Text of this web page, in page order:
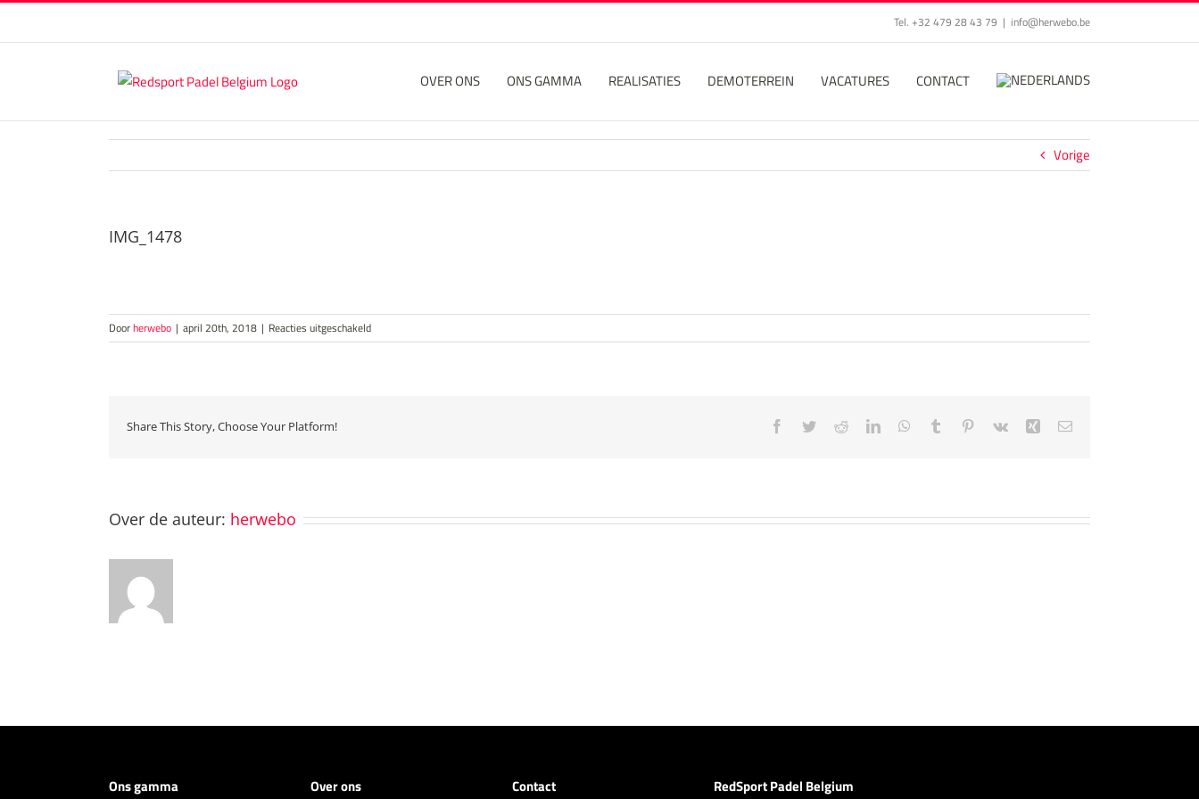
Tel. +32 479 28 43 79 | info@herwebo.be
OVER ONS ONS GAMMA REALISATIES DEMOTERREIN VACATURES CONTACT
Vorige
IMG_1478
Doorherwebo | april 20th, 2018 | Reacties uitgeschakeldvoor
IMG_1478
Share This Story, Choose Your Platform! Facebook
TwitterRedditLinkedInWhatsApp
Tumblr Pinterest
Vk Xing E-
Over de auteur: herwebo
Ons gamma
Over ons
Contact
RedSport Padel Belgium